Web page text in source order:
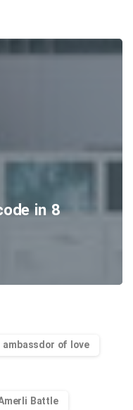
in 8
ambassdor of love
Battle